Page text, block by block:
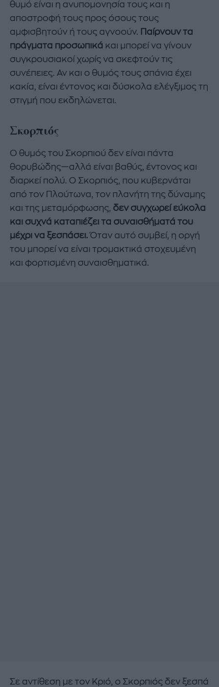
θυμό είναι η ανυπομονησία τους και η
αποστροφή τους προς όσους τους
αμφισβητούν ή τους αγνοούν. Παίρνουν τα
πράγματα προσωπικά και μπορεί να γίνουν
συγκρουσιακοί χωρίς να σκεφτούν τις
συνέπειες. Αν και ο θυμός τους σπάνια έχει
κακία, είναι έντονος και δύσκολα ελέγξιμος τη
στιγμή που εκδηλώνεται.
Σκορπιός
Ο θυμός του Σκορπιού δεν είναι πάντα
θορυβώδης—αλλά είναι βαθύς, έντονος και
διαρκεί πολύ. Ο Σκορπιός, που κυβερνάται
από τον Πλούτωνα, τον πλανήτη της δύναμης
και της μεταμόρφωσης, δεν συγχωρεί εύκολα
και συχνά καταπιέζει τα συναισθήματά του
μέχρι να ξεσπάσει.Όταν αυτό συμβεί, η οργή
του μπορεί να είναι τρομακτικά στοχευμένη
και φορτισμένη συναισθηματικά.
Σε αντίθεση με τον Κριό, ο Σκορπιός δεν ξεσπά